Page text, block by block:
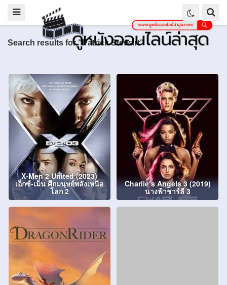
Search results for "Patrick Stewart"
X-Men 2 United (2023)
เอ็กซ์-เม็น ศึกมนุษย์พลังเหนือ
โลก 2
Charlie’s Angels 3 (2019)
นางฟ้าชาร์ลี 3